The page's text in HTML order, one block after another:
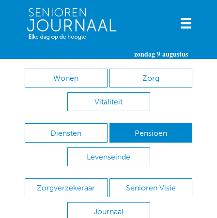
zondag 9 augustus
Wonen Zorg
Vitaliteit
Diensten Pensioen
Levenseinde
Zorgverzekeraar Senioren Visie
Journaal